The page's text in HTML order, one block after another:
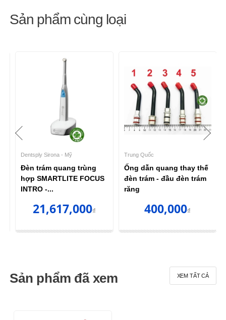
Sản phẩm cùng loại
Dentsply Sirona - Mỹ
Đèn trám quang trùng
hợp SMARTLITE FOCUS
INTRO -...
21,617,000₫
Trung Quốc
Ống dẫn quang thay thế
đèn trám - đầu đèn trám
răng
400,000₫
Sản phẩm đã xem XEM TẤT CẢ